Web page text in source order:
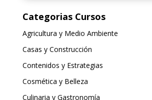
Categorias Cursos
Agricultura y Medio Ambiente
Casas y Construcción
Contenidos y Estrategias
Cosmética y Belleza
Culinaria y Gastronomía